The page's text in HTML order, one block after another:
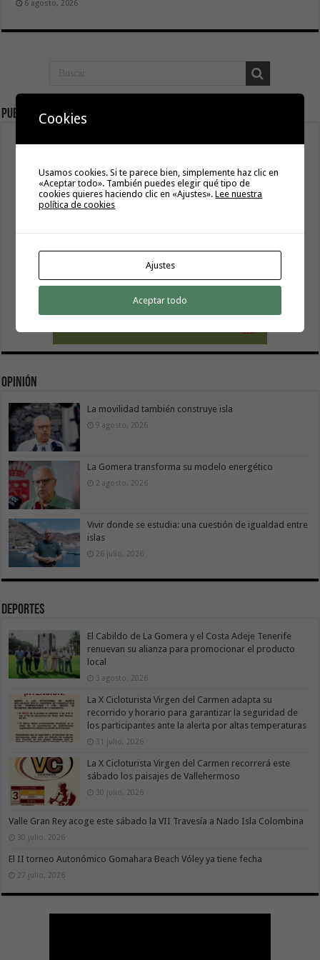
6 agosto, 2026
Publicidad
Opinión
La movilidad también construye isla
9 agosto, 2026
La Gomera transforma su modelo energético
2 agosto, 2026
Vivir donde se estudia: una cuestión de igualdad entre
islas
26 julio, 2026
Deportes
El Cabildo de La Gomera y el Costa Adeje Tenerife
renuevan su alianza para promocionar el producto
local
3 agosto, 2026
La X Cicloturista Virgen del Carmen adapta su
recorrido y horario para garantizar la seguridad de
los participantes ante la alerta por altas temperaturas
31 julio, 2026
La X Cicloturista Virgen del Carmen recorrerá este
sábado los paisajes de Vallehermoso
30 julio, 2026
Valle Gran Rey acoge este sábado la VII Travesía a Nado Isla Colombina
30 julio, 2026
El II torneo Autonómico Gomahara Beach Vóley ya tiene fecha
27 julio, 2026
Cookies
Usamos cookies. Si te parece bien, simplemente haz clic en
«Aceptar todo». También puedes elegir qué tipo de
cookies quieres haciendo clic en «Ajustes».Lee nuestra
política de cookies
Ajustes
Aceptar todo